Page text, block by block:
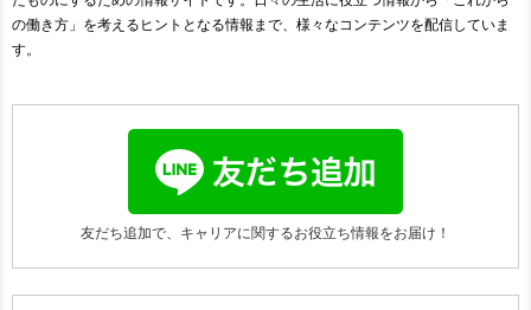
の働き方」を考えるヒントとなる情報まで、様々なコンテンツを配信していま
す。
友だち追加で、キャリアに関するお役立ち情報をお届け！